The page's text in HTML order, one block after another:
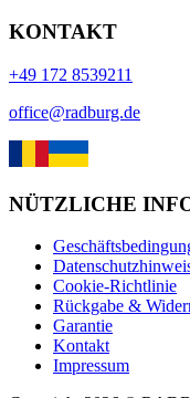
KONTAKT
+49 172 8539211
office@radburg.de
NÜTZLICHE
Cookie-Richtlinie
Rückgabe &
Garantie
Kontakt
Impressum